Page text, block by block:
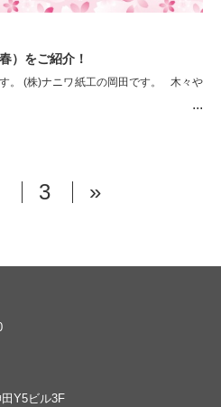
）をご紹介！
。 (株)ナニワ紙工の岡田です。 木々や
3 »
Y5ビル3F